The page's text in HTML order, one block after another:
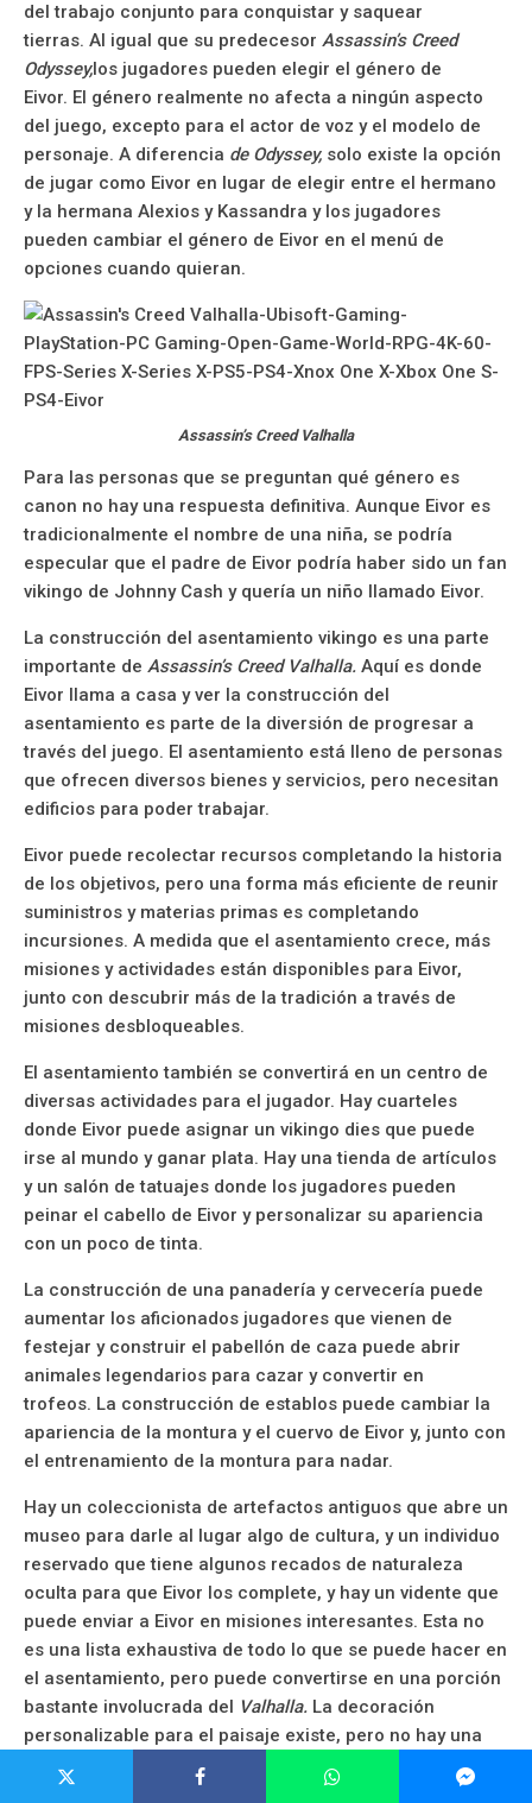
del trabajo conjunto para conquistar y saquear
tierras. Al igual que su predecesor Assassin’s Creed
Odyssey,los jugadores pueden elegir el género de
Eivor. El género realmente no afecta a ningún aspecto
del juego, excepto para el actor de voz y el modelo de
personaje. A diferencia de Odyssey, solo existe la opción
de jugar como Eivor en lugar de elegir entre el hermano
y la hermana Alexios y Kassandra y los jugadores
pueden cambiar el género de Eivor en el menú de
opciones cuando quieran.
Assassin’s Creed Valhalla
Para las personas que se preguntan qué género es
canon no hay una respuesta definitiva. Aunque Eivor es
tradicionalmente el nombre de una niña, se podría
especular que el padre de Eivor podría haber sido un fan
vikingo de Johnny Cash y quería un niño llamado Eivor.
La construcción del asentamiento vikingo es una parte
importante de Assassin’s Creed Valhalla. Aquí es donde
Eivor llama a casa y ver la construcción del
asentamiento es parte de la diversión de progresar a
través del juego. El asentamiento está lleno de personas
que ofrecen diversos bienes y servicios, pero necesitan
edificios para poder trabajar.
Eivor puede recolectar recursos completando la historia
de los objetivos, pero una forma más eficiente de reunir
suministros y materias primas es completando
incursiones. A medida que el asentamiento crece, más
misiones y actividades están disponibles para Eivor,
junto con descubrir más de la tradición a través de
misiones desbloqueables.
El asentamiento también se convertirá en un centro de
diversas actividades para el jugador. Hay cuarteles
donde Eivor puede asignar un vikingo dies que puede
irse al mundo y ganar plata. Hay una tienda de artículos
y un salón de tatuajes donde los jugadores pueden
peinar el cabello de Eivor y personalizar su apariencia
con un poco de tinta.
La construcción de una panadería y cervecería puede
aumentar los aficionados jugadores que vienen de
festejar y construir el pabellón de caza puede abrir
animales legendarios para cazar y convertir en
trofeos. La construcción de establos puede cambiar la
apariencia de la montura y el cuervo de Eivor y, junto con
el entrenamiento de la montura para nadar.
Hay un coleccionista de artefactos antiguos que abre un
museo para darle al lugar algo de cultura, y un individuo
reservado que tiene algunos recados de naturaleza
oculta para que Eivor los complete, y hay un vidente que
puede enviar a Eivor en misiones interesantes. Esta no
es una lista exhaustiva de todo lo que se puede hacer en
el asentamiento, pero puede convertirse en una porción
bastante involucrada del Valhalla. La decoración
personalizable para el paisaje existe, pero no hay una
gran cantidad de personalización de la apariencia del
espacio de vida o el pueblo de Eivor.